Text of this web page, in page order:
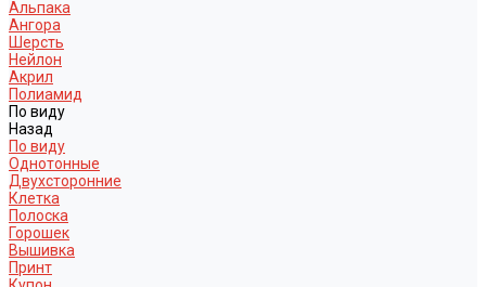
Альпака
Ангора
Шерсть
Нейлон
Акрил
Полиамид
По виду
Назад
По виду
Однотонные
Двухсторонние
Клетка
Полоска
Горошек
Вышивка
Принт